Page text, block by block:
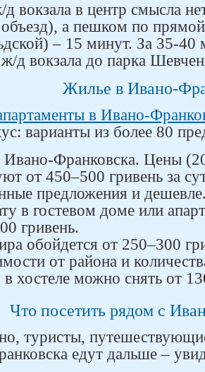
д вокзала в центр смысла
а пешком по
– 15 минут. За 35-40
д вокзала до парка
Жилье в Ивано-
в Ивано-
варианты из более 80
Ивано-Франковска. Цены
от 450–500 гривень за
предложения и
в гостевом доме или
гривень.
обойдется от 250–300
от района и
хостеле можно снять от
Что посетить рядом с
туристы,
едут дальше –